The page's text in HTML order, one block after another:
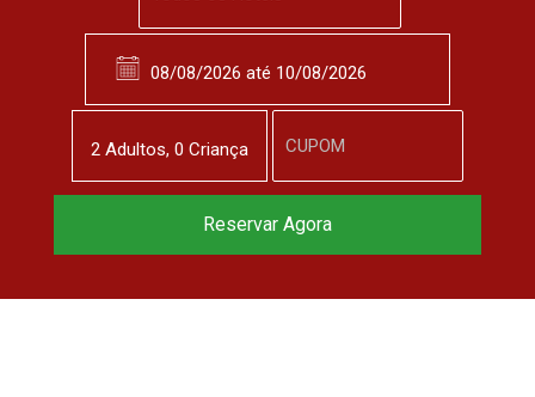
2 Adultos, 0 Criança
Reservar Agora